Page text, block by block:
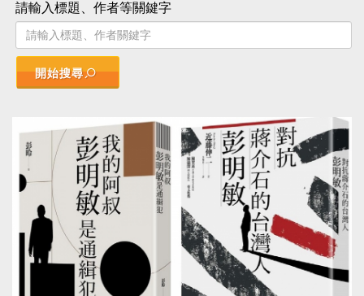
請輸入標題、作者等關鍵字
開始搜尋